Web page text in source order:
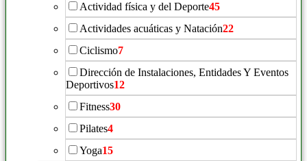
Actividad física y del Deporte45
Actividades acuáticas y Natación22
Ciclismo7
Dirección de Instalaciones, Entidades Y Eventos
Deportivos12
Fitness30
Pilates4
Yoga15